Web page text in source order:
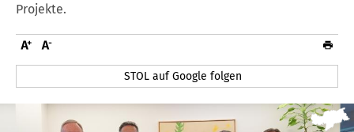
Projekte.
STOL auf Google folgen